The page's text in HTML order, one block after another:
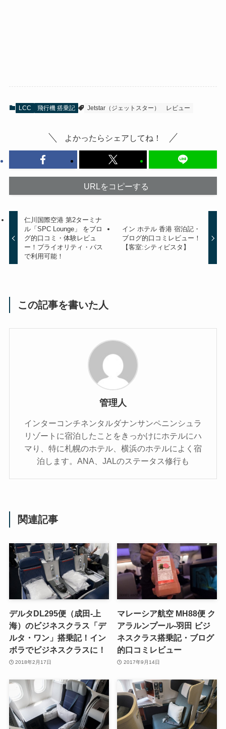
LCC 飛行機 搭乗記 Jetstar（ジェットスター） レビュー
よかったらシェアしてね！
URLをコピーする
仁川国際空港 第2ターミナ
ル「SPC Lounge」 をブロ
グ的口コミ・体験レビュ
ー！プライオリティ・パス
で利用可能！
イン ホテル 香港 宿泊記・
ブログ的口コミレビュー！
【客室:シティビスタ】
この記事を書いた人
管理人
インターコンチネンタルダナンサンペニンシュラ
リゾートに宿泊したことをきっかけにホテルにハ
マり、特に札幌のホテル、横浜のホテルによく宿
泊します。ANA、JALのステータス修行も
関連記事
デルタDL295便（成田-上
海）のビジネスクラス「デ
ルタ・ワン」搭乗記！イン
ボラでビジネスクラスに！
2018年2月17日
マレーシア航空 MH88便 ク
アラルンプール-羽田 ビジ
ネスクラス搭乗記・ブログ
的口コミレビュー
2017年9月14日